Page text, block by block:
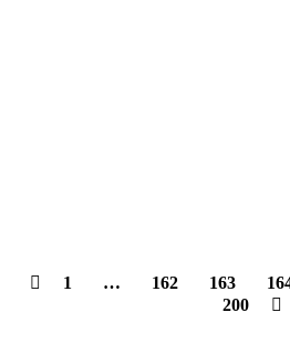
1 … 162 163
200